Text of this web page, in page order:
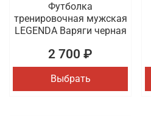
Футболка
тренировочная мужская
LEGENDA Варяги черная
2 700 ₽
Выбрать